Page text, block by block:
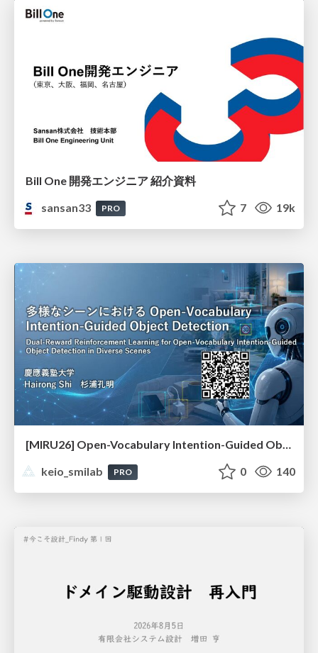
Bill One 開発エンジニア 紹介資料
sansan33
PRO 7 19k
[MIRU26] Open-Vocabulary Intention-Guided Object Detection in Diverse Scenes
keio_smilab
PRO 0 140